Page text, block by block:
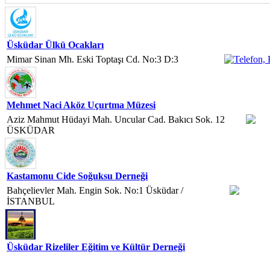
Üsküdar Ülkü Ocakları
Mimar Sinan Mh. Eski Toptaşı Cd. No:3 D:3
Mehmet Naci Aköz Uçurtma Müzesi
Aziz Mahmut Hüdayi Mah. Uncular Cad. Bakıcı Sok. 12
ÜSKÜDAR
Kastamonu Cide Soğuksu Derneği
Bahçelievler Mah. Engin Sok. No:1 Üsküdar /
İSTANBUL
Üsküdar Rizeliler Eğitim ve Kültür Derneği